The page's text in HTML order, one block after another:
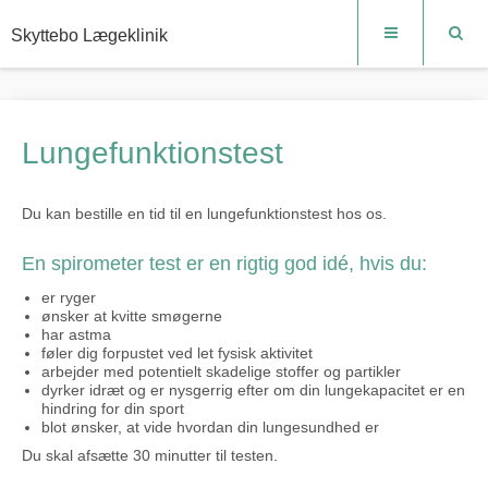
Skyttebo Lægeklinik
Lungefunktionstest
Du kan bestille en tid til en lungefunktionstest hos os.
En spirometer test er en rigtig god idé, hvis du:
er ryger
ønsker at kvitte smøgerne
har astma
føler dig forpustet ved let fysisk aktivitet
arbejder med potentielt skadelige stoffer og partikler
dyrker idræt og er nysgerrig efter om din lungekapacitet er en
hindring for din sport
blot ønsker, at vide hvordan din lungesundhed er
Du skal afsætte 30 minutter til testen.